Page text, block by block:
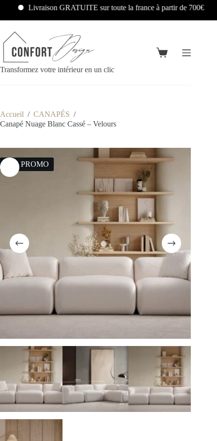
Livraison GRATUITE sur toute la france à partir de 700€
Transformez votre intérieur en un clic
Accueil / CANAPÉS /
Canapé Nuage Blanc Cassé – Velours
18% PROMO